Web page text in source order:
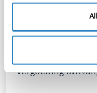
Wanneer je je
verzorgen door
vergoeding